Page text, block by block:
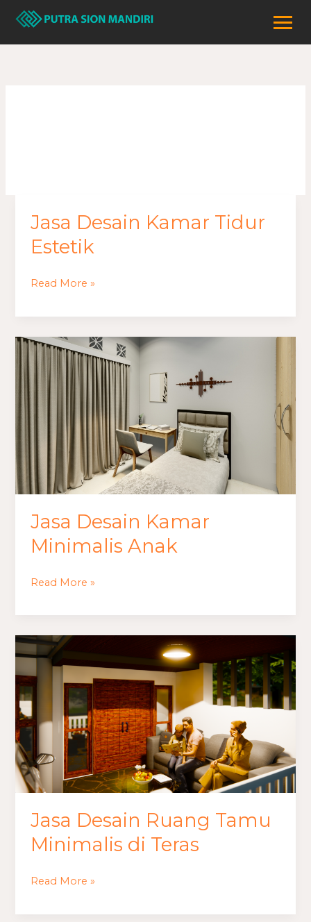
Lewati
konten
Jasa Desain Kamar Tidur
Estetik
Jasa
Desain
Kamar
Read More »
Jasa Desain Kamar
Minimalis Anak
Jasa
Desain
Kamar
Read More »
Jasa Desain Ruang Tamu
Minimalis di Teras
Jasa
Desain
Ruang
Tamu
Minimalis
di
Teras
Read More »